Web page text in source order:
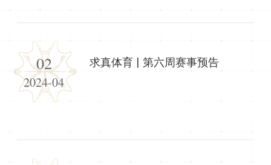
02
2024-04
求真体育 | 第六周赛事预告